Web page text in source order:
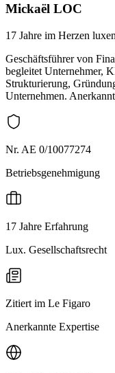
Mickaël LOC
17 Jahre im Herzen
Geschäftsführer von
begleitet Unternehmer,
Strukturierung,
Unternehmen.
Nr. AE 0/10077274
Betriebsgenehmigung
17 Jahre Erfahrung
Lux. Gesellschaftsrecht
Zitiert im Le Figaro
Anerkannte Expertise